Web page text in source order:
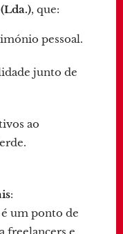
, que:
pessoal.
junto de
ao
:
é um ponto de